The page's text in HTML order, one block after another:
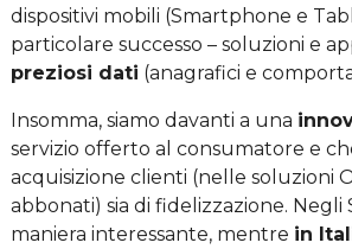
dispositivi mobili (Smartphone e
particolare successo – soluzioni e
preziosi dati (anagrafici e
Insomma, siamo davanti a una
servizio offerto al consumatore e
acquisizione clienti (nelle soluzioni
abbonati) sia di fidelizzazione.
maniera interessante, mentre in